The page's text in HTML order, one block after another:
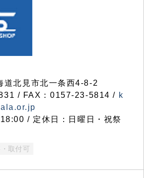
北見市北一条西4-8-2
/ FAX：0157-23-5814 / k
/ 定休日：日曜日・祝祭
取付可